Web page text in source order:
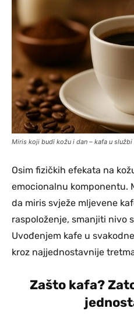
Miris koji budi kožu i dan – kafa u službi
Osim fizičkih efekata na
emocionalnu komponentu.
da miris svježe mljevene
raspoloženje, smanjiti nivo
Uvođenjem kafe u
kroz najjednostavnije
Zašto kafa?